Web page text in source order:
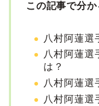
この記事で分か
八村阿蓮選
八村阿蓮選
は？
八村阿蓮選
八村阿蓮選